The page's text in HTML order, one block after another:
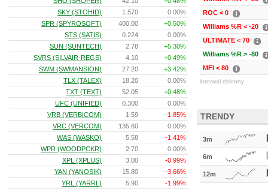
ROC < 0
Williams %R < -20
ULTIMATE < 70
Williams %R > -80
MFI < 80
interwał dzienny
TRENDY
3m
6m
12m
SKY (STOHID)
1.570
0.00%
SPR (SPYROSOFT)
400.00
+0.50%
STS (SATIS)
0.224
0.00%
SUN (SUNTECH)
2.78
+5.30%
SVRS (SILVAIR-REGS)
4.10
+0.49%
SWM (SWMANSION)
27.20
+3.42%
TLX (TALEX)
18.20
0.00%
TXT (TEXT)
52.05
+0.48%
UFC (UNIFIED)
0.300
0.00%
VRB (VERBICOM)
1.59
-1.85%
VRC (VERCOM)
135.60
0.00%
WAS (WASKO)
5.58
-1.41%
WPR (WOODPCKR)
2.70
0.00%
XPL (XPLUS)
3.00
-0.99%
YAN (YANOSIK)
15.80
-3.66%
YRL (YARRL)
5.90 -1.99%